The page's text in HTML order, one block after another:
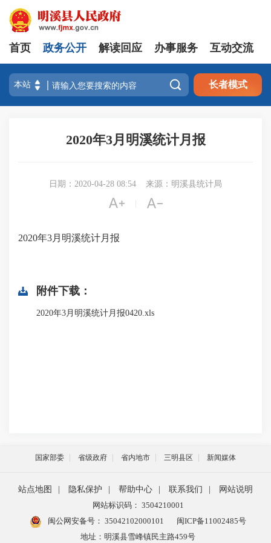
首页 政务公开 解读回应 办事服务 互动交流
 长者模式
2020年3月明溪统计月报
日期：2020-04-28 08:54 来源：明溪县统计局
 
2020年3月明溪统计月报
附件下载：
2020年3月明溪统计月报0420.xls
国家部委 省级政府 省内地市 三明县区 新闻媒体
站点地图 隐私保护 帮助中心 联系我们
网站说明
网站标识码： 3504210001
闽公网安备号： 35042102000101
闽ICP备11002485号
地址：明溪县雪峰镇民主路459号